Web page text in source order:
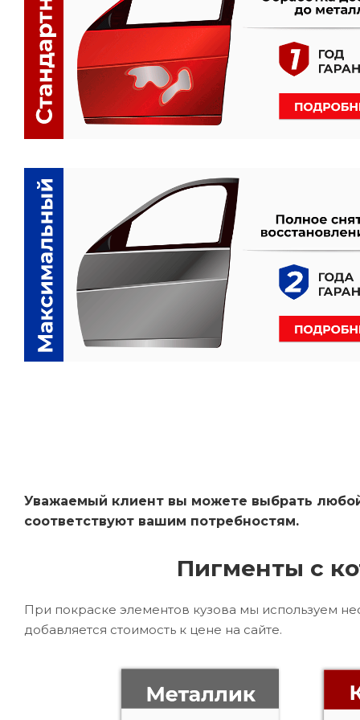
Уважаемый клиент вы можете выбрать
соответствуют вашим потребностям.
Пигменты с
При покраске элементов кузова мы используем
добавляется стоимость к цене на сайте.